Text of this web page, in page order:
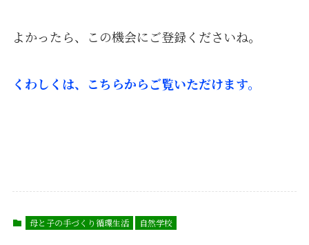
よかったら、この機会にご登録くださいね。
くわしくは、こちらからご覧いただけます。
母と子の手づくり循環生活 自然学校